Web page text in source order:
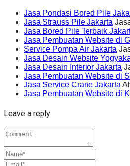
Jasa Pondasi Bored Pile
Jasa Strauss Pile Jakarta
Jasa Bored Pile Terbaik
Jasa Pembuatan Website di
Service Pompa Air Jakarta
Jasa Desain Website
Jasa Desain Interior Jakarta
Jasa Pembuatan Website di
Jasa Service Crane Jakarta
Jasa Pembuatan Website di
Leave a reply